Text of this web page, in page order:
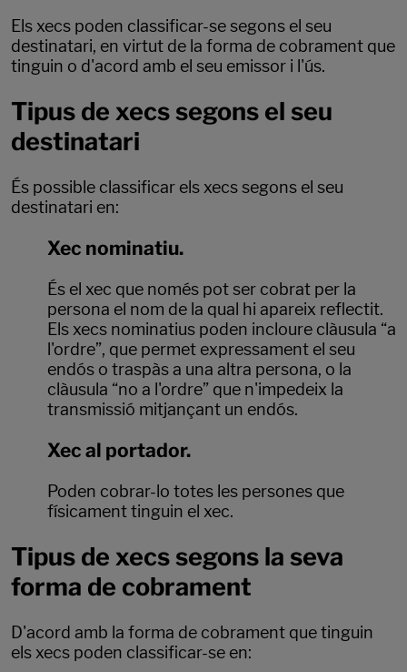
Els xecs poden classificar-se segons el seu
destinatari, en virtut de la forma de cobrament que
tinguin o d'acord amb el seu emissor i l'ús.
Tipus de xecs segons el seu
destinatari
És possible classificar els xecs segons el seu
destinatari en:
Xec nominatiu.
És el xec que només pot ser cobrat per la
persona el nom de la qual hi apareix reflectit.
Els xecs nominatius poden incloure clàusula “a
l'ordre”, que permet expressament el seu
endós o traspàs a una altra persona, o la
clàusula “no a l'ordre” que n'impedeix la
transmissió mitjançant un endós.
Xec al portador.
Poden cobrar-lo totes les persones que
físicament tinguin el xec.
Tipus de xecs segons la seva
forma de cobrament
D'acord amb la forma de cobrament que tinguin
els xecs poden classificar-se en: